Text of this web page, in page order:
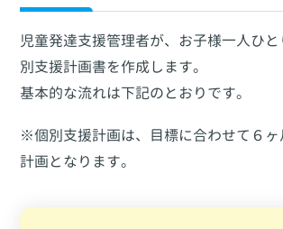
児童発達支援管理者が、お子様一人ひ
別支援計画書を作成します。
基本的な流れは下記のとおりです。
※個別支援計画は、目標に合わせて６
計画となります。